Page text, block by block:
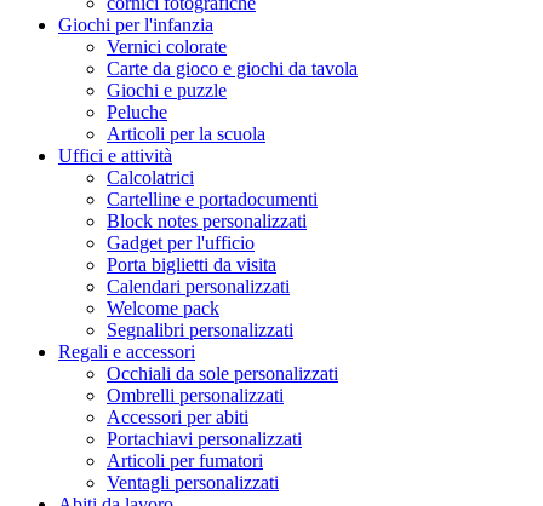
Giochi per l'infanzia
Vernici colorate
Carte da gioco e giochi da tavola
Giochi e puzzle
Peluche
Articoli per la scuola
Uffici e attività
Calcolatrici
Cartelline e portadocumenti
Block notes personalizzati
Gadget per l'ufficio
Porta biglietti da visita
Calendari personalizzati
Welcome pack
Segnalibri personalizzati
Regali e accessori
Occhiali da sole personalizzati
Ombrelli personalizzati
Accessori per abiti
Portachiavi personalizzati
Articoli per fumatori
Ventagli personalizzati